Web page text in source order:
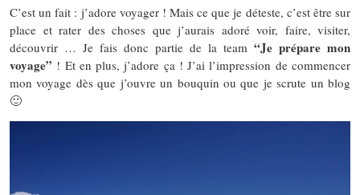
C’est un fait : j’adore voyager ! Mais ce que je déteste, c’est être sur
place et rater des choses que j’aurais adoré voir, faire, visiter,
découvrir … Je fais donc partie de la team “Je prépare mon
voyage” ! Et en plus, j’adore ça ! J’ai l’impression de commencer
mon voyage dès que j’ouvre un bouquin ou que je scrute un blog
🙂